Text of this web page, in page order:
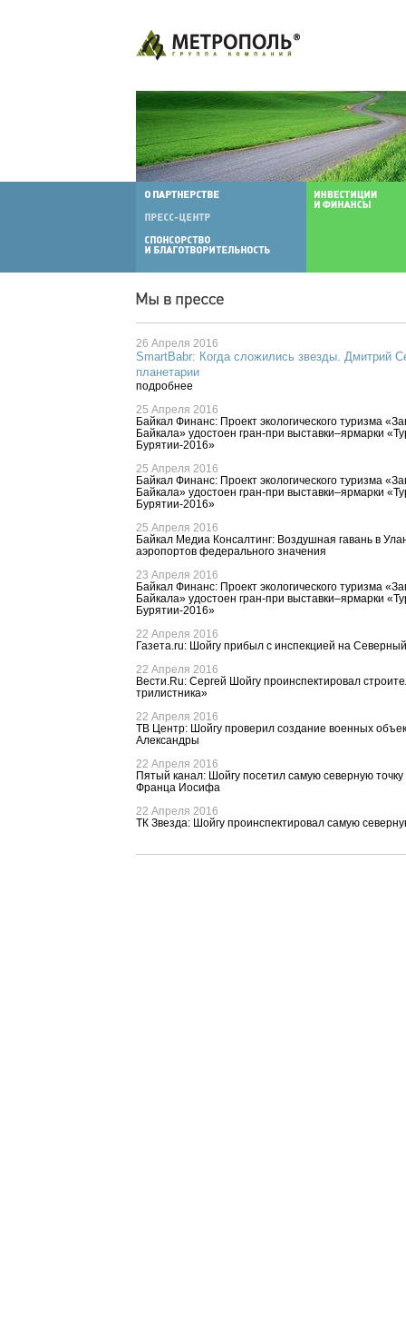
26 Апреля 2016
SmartBabr: Когда сложились звезды. Дмитрий
планетарии
подробнее
25 Апреля 2016
Байкал Финанс: Проект экологического туризма
Байкала» удостоен гран-при выставки–ярмарки
Бурятии-2016»
25 Апреля 2016
Байкал Финанс: Проект экологического туризма
Байкала» удостоен гран-при выставки–ярмарки
Бурятии-2016»
25 Апреля 2016
Байкал Медиа Консалтинг: Воздушная гавань в
аэропортов федерального значения
23 Апреля 2016
Байкал Финанс: Проект экологического туризма
Байкала» удостоен гран-при выставки–ярмарки
Бурятии-2016»
22 Апреля 2016
Газета.ru: Шойгу прибыл с инспекцией на
22 Апреля 2016
Вести.Ru: Сергей Шойгу проинспектировал
трилистника»
22 Апреля 2016
ТВ Центр: Шойгу проверил создание военных
Александры
22 Апреля 2016
Пятый канал: Шойгу посетил самую северную
Франца Иосифа
22 Апреля 2016
ТК Звезда: Шойгу проинспектировал самую